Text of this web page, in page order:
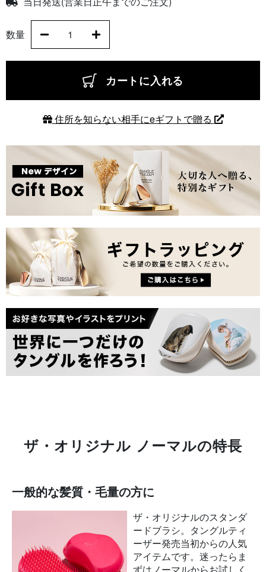
数量
カートに入れる
住所を知らない相手にeギフトで贈る
ザ・オリジナル ノーマルの特長
一般的な髪質・毛量の方に
ザ・オリジナルのスタンダ
ードブラシ。タングルティ
ーザー発売当初からの人気
アイテムです。迷ったらま
ずはノーマルからお試しく